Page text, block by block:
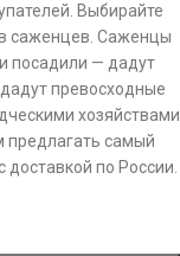
Выбирайте
саженцев. Саженцы
посадили — дадут
превосходные
хозяйствами
предлагать самый
по России.